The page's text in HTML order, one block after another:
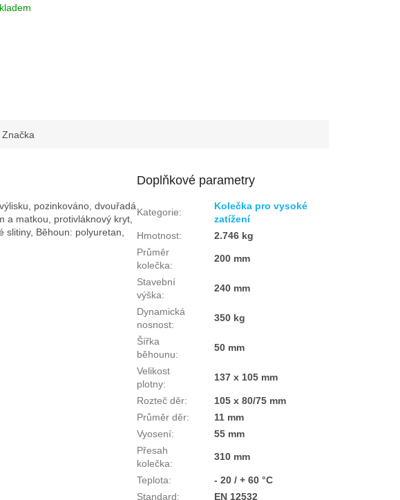
Značka
pozinkováno, dvouřadá
a matkou, protivláknový kryt,
Běhoun: polyuretan,
Doplňkové parametry
Kategorie:
Kolečka pro vysoké
zatížení
Hmotnost:
2.746 kg
Průměr
kolečka:
200 mm
Stavební
výška:
240 mm
Dynamická
nosnost:
350 kg
Šířka
běhounu:
50 mm
Velikost
plotny:
137 x 105 mm
Rozteč děr:
105 x 80/75 mm
Průměr děr:
11 mm
Vyosení:
55 mm
Přesah
kolečka:
310 mm
Teplota:
- 20 / + 60 °C
Standard:
EN 12532